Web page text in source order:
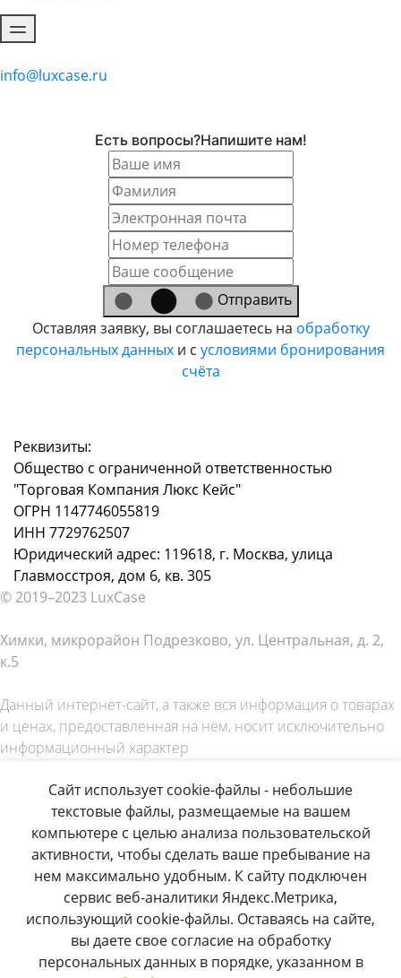
info@luxcase.ru
Есть вопросы?Напишите нам!
Отправить
Оставляя заявку, вы соглашаетесь на обработку
персональных данных и с условиями бронирования
счёта
Реквизиты:
Общество с ограниченной ответственностью
"Торговая Компания Люкс Кейс"
ОГРН 1147746055819
ИНН 7729762507
Юридический адрес: 119618, г. Москва, улица
Главмосстроя, дом 6, кв. 305
© 2019–2023 LuxCase
Химки, микрорайон Подрезково, ул. Центральная, д. 2,
к.5
Данный интернет-сайт, а также вся информация о товарах
и ценах, предоставленная на нём, носит исключительно
информационный характер
определяемой положениями Статей 435 и 437
Гражданского Кодекса Российской Федерации
О нас
Продукция
Где купить
Контакты
Поддержка
+7 (495) 506-80-06
Сайт использует cookie-файлы - небольшие
текстовые файлы, размещаемые на вашем
компьютере с целью анализа пользовательской
активности, чтобы сделать ваше пребывание на
нем максимально удобным. К сайту подключен
сервис веб-аналитики Яндекс.Метрика,
использующий cookie-файлы. Оставаясь на сайте,
вы даете свое согласие на обработку
персональных данных в порядке, указанном в